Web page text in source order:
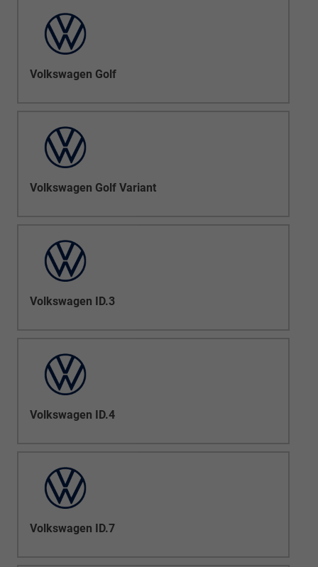
Volkswagen Golf
Volkswagen Golf Variant
Volkswagen ID.3
Volkswagen ID.4
Volkswagen ID.7